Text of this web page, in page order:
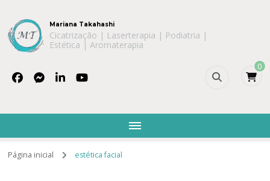
Mariana Takahashi
Cicatrização | Laserterapia | Podiatria |
Estética | Aromaterapia
0
Página inicial estética facial